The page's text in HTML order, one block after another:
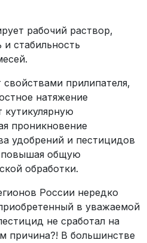
рабочий раствор,
и стабильность
свойствами прилипателя,
натяжение
кутикулярную
проникновение
удобрений и пестицидов
повышая общую
обработки.
России нередко
в уважаемой
не сработал на
причина?! В большинстве